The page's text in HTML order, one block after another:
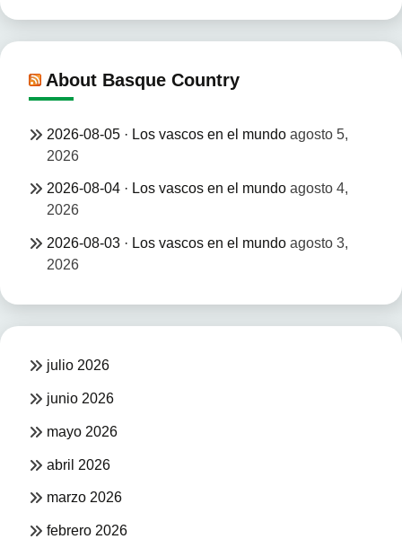
About Basque Country
2026-08-05 · Los vascos en el mundo agosto 5,
2026
2026-08-04 · Los vascos en el mundo agosto 4,
2026
2026-08-03 · Los vascos en el mundo agosto 3,
2026
julio 2026
junio 2026
mayo 2026
abril 2026
marzo 2026
febrero 2026